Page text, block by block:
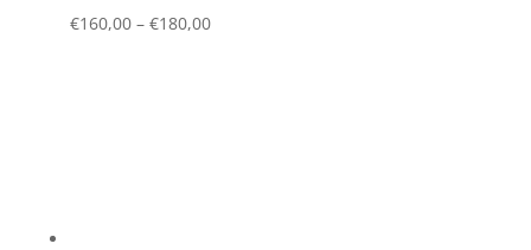
€160,00– €180,00